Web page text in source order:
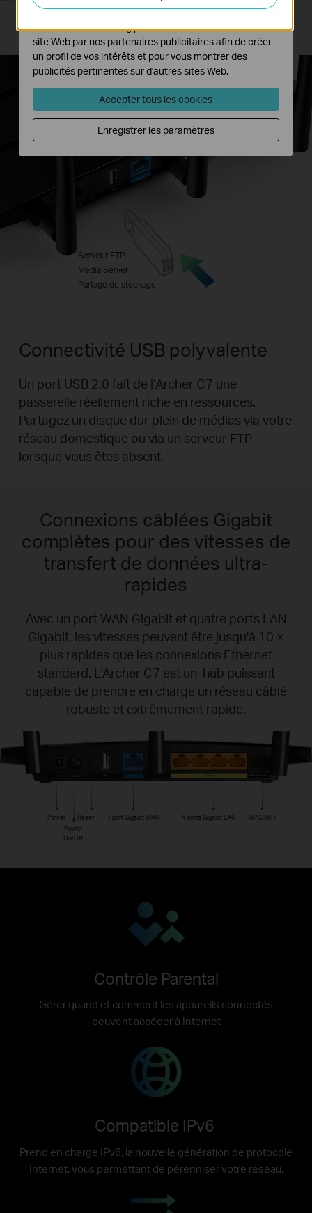
Connectivité USB polyvalente
Un port USB 2.0 fait de l’Archer C7 une
passerelle réellement riche en ressources.
Partagez un disque dur plein de médias via votre
réseau domestique ou via un serveur FTP
lorsque vous êtes absent.
Serveur FTP
Media Server
Partage de stockage
Connexions câblées Gigabit
complètes pour des vitesses de
transfert de données ultra-
rapides
Avec un port WAN Gigabit et quatre ports LAN
Gigabit, les vitesses peuvent être jusqu'à 10 ×
plus rapides que les connexions Ethernet
standard. L'Archer C7 est un hub puissant
capable de prendre en charge un réseau câblé
robuste et extrêmement rapide.
Power
Power
On/Off
Reset 1 port Gigabit WAN 4 ports Gigabit LAN WPS/WiFi
Contrôle Parental
Gérer quand et comment les appareils connectés
peuvent accéder à Internet
Compatible IPv6
Prend en charge IPv6, la nouvelle génération de protocole
Internet, vous permettant de pérenniser votre réseau.
fonctionnalités de notre site Web.
Les cookies marketing peuvent être définis via notre
site Web par nos partenaires publicitaires afin de créer
un profil de vos intérêts et pour vous montrer des
publicités pertinentes sur d'autres sites Web.
Accepter tous les cookies
Enregistrer les paramètres